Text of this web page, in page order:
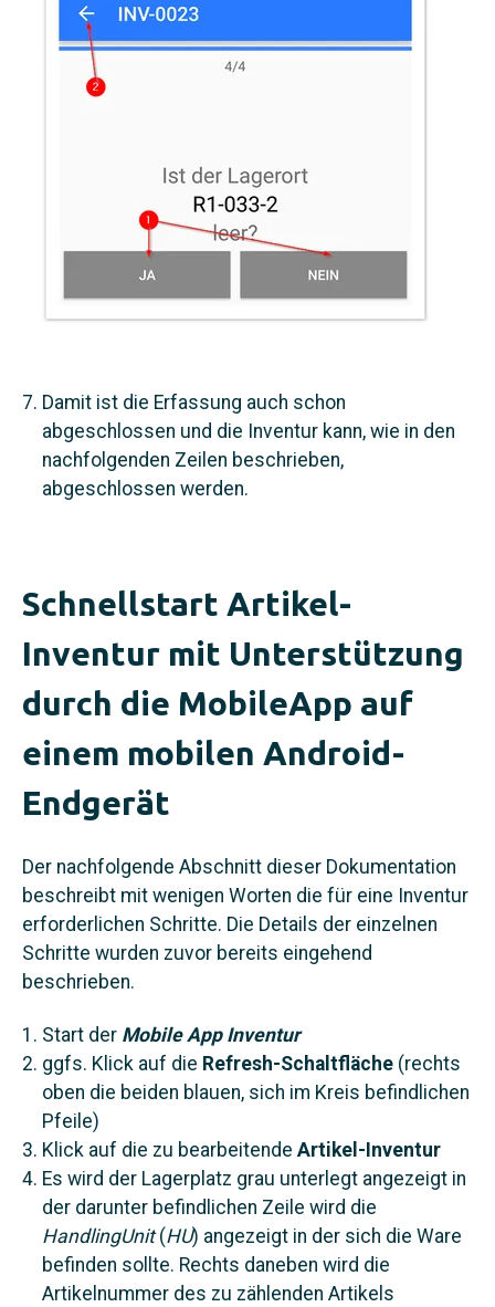
Damit ist die Erfassung auch schon
abgeschlossen und die Inventur kann, wie in den
nachfolgenden Zeilen beschrieben,
abgeschlossen werden.
Schnellstart Artikel-
Inventur mit Unterstützung
durch die MobileApp auf
einem mobilen Android-
Endgerät
Der nachfolgende Abschnitt dieser Dokumentation
beschreibt mit wenigen Worten die für eine Inventur
erforderlichen Schritte. Die Details der einzelnen
Schritte wurden zuvor bereits eingehend
beschrieben.
Start der Mobile App Inventur
ggfs. Klick auf die Refresh-Schaltfläche(rechts
oben die beiden blauen, sich im Kreis befindlichen
Pfeile)
Klick auf die zu bearbeitende Artikel-Inventur
Es wird der Lagerplatz grau unterlegt angezeigt in
der darunter befindlichen Zeile wird die
HandlingUnit(HU) angezeigt in der sich die Ware
befinden sollte. Rechts daneben wird die
Artikelnummer des zu zählenden Artikels